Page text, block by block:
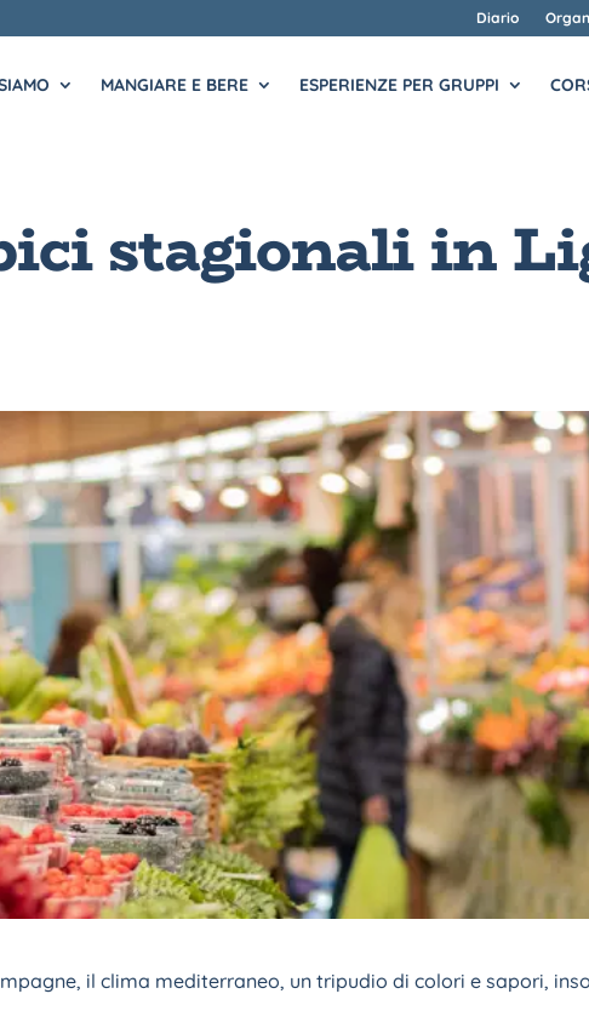
Diario
MANGIARE E BERE ESPERIENZE PER GRUPPI
stagionali in
il clima mediterraneo, un tripudio di colori e sapori,